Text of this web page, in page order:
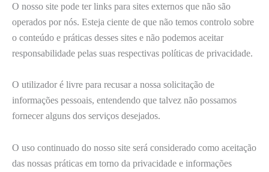
O nosso site pode ter links para sites externos que não são
operados por nós. Esteja ciente de que não temos controlo sobre
o conteúdo e práticas desses sites e não podemos aceitar
responsabilidade pelas suas respectivas políticas de privacidade.
O utilizador é livre para recusar a nossa solicitação de
informações pessoais, entendendo que talvez não possamos
fornecer alguns dos serviços desejados.
O uso continuado do nosso site será considerado como aceitação
das nossas práticas em torno da privacidade e informações